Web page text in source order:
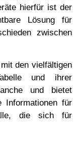
hierfür ist der
Lösung für
zwischen
den vielfältigen
und ihrer
und bietet
Informationen für
die sich für